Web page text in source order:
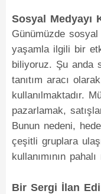
Sosyal Medyayı
Günümüzde
yaşamla ilgili bir
biliyoruz. Şu anda
tanıtım aracı
kullanılmaktadır.
pazarlamak,
Bunun nedeni,
çeşitli gruplara
kullanımının
Bir Sergi İlan